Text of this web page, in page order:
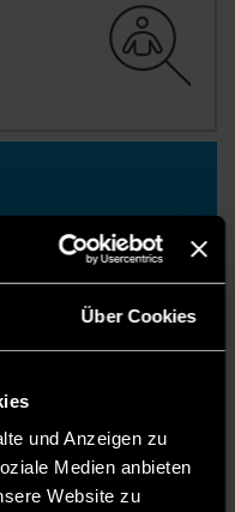
Über Cookies
und Anzeigen zu
Medien anbieten
Website zu